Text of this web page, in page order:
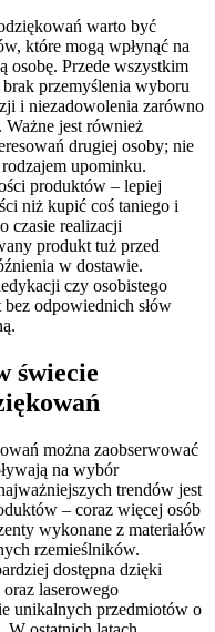
warto być
które mogą wpłynąć na
osobę. Przede wszystkim
przemyślenia wyboru
i niezadowolenia zarówno
Ważne jest również
drugiej osoby; nie
upominku.
produktów – lepiej
niż kupić coś taniego i
czasie realizacji
produkt tuż przed
w dostawie.
czy osobistego
odpowiednich słów
świecie
można zaobserwować
na wybór
trendów jest
– coraz więcej osób
wykonane z materiałów
rzemieślników.
dostępna dzięki
laserowego
unikalnych przedmiotów o